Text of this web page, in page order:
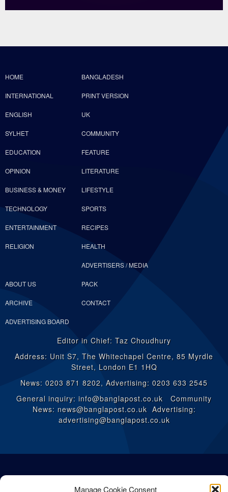
Manage Cookie Consent
HOME BANGLADESH
INTERNATIONAL PRINT VERSION
ENGLISH UK
SYLHET COMMUNITY
EDUCATION FEATURE
OPINION LITERATURE
BUSINESS & MONEY LIFESTYLE
TECHNOLOGY SPORTS
ENTERTAINMENT RECIPES
RELIGION HEALTH
ABOUT US
ADVERTISERS / MEDIA
PACK
ARCHIVE CONTACT
ADVERTISING BOARD
Editor in Chief: Taz Choudhury
Address: Unit S7, The Whitechapel Centre, 85 Myrdle
Street, London E1 1HQ
News: 0203 871 8202, Advertising: 0203 633 2545
General inquiry: info@banglapost.co.uk Community
News: news@banglapost.co.uk Advertising:
advertising@banglapost.co.uk